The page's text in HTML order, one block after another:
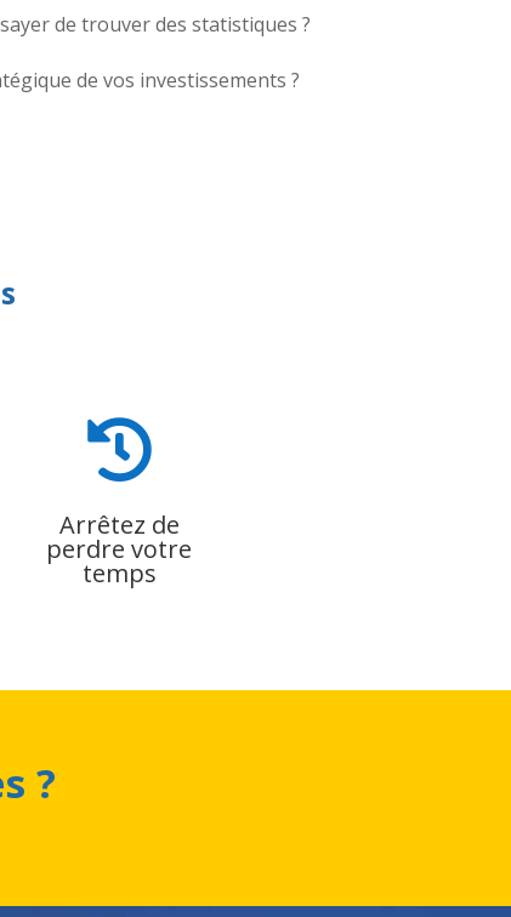
de trouver des statistiques ?
de vos investissements ?

Arrêtez de
perdre votre
temps
?